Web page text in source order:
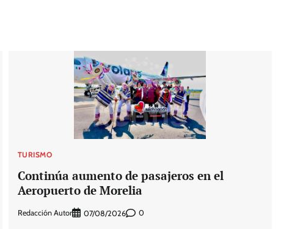
TURISMO
Continúa aumento de pasajeros en el
Aeropuerto de Morelia
Redacción Autor 07/08/2026 0